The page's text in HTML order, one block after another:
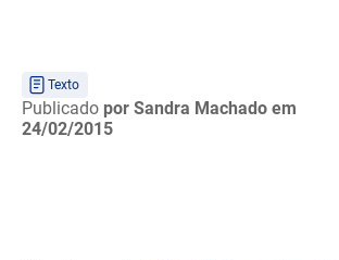
Texto
Publicado por Sandra Machado em
24/02/2015